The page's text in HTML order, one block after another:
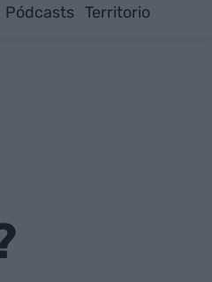
Pódcasts Territorio